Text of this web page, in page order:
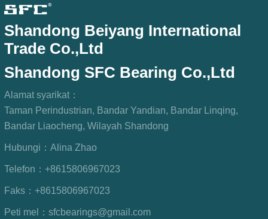
Shandong Beiyang International
Trade Co.,Ltd
Shandong SFC Bearing Co.,Ltd
Alamat syarikat：
Taman Perindustrian, Bandar Yandian, Bandar Linqing,
Bandar Liaocheng, Wilayah Shandong
Hubungi： Alina Zhao
Telefon： +8615806967023
Faks： +8615806967023
Peti mel： sfcbearings@gmail.com